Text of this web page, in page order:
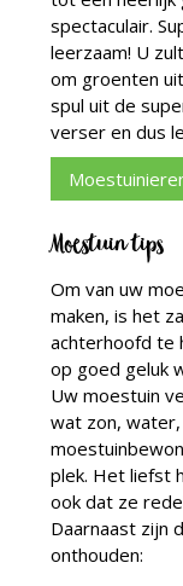
spectaculair.
leerzaam! U
om groenten
spul uit de
verser en dus
Moestuin tips
Om van uw
maken, is het
achterhoofd te
op goed geluk
Uw moestuin
wat zon,
plek. Het liefst
ook dat ze
Daarnaast zijn
onthouden: